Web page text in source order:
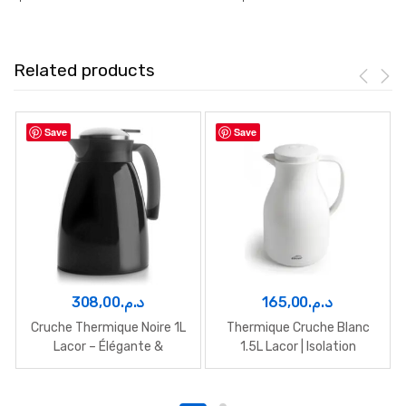
Related products
Save
د.م.308,00
Cruche Thermique Noire 1L
Lacor – Élégante &
Isotherme
Save
د.م.165,00
Thermique Cruche Blanc
1.5L Lacor | Isolation
durable